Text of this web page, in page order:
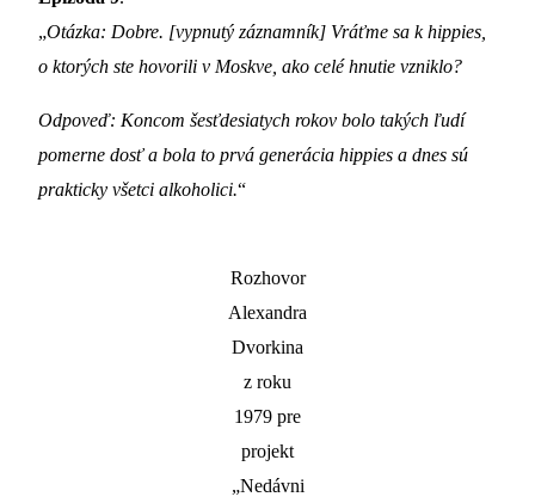
„Otázka: Dobre. [vypnutý záznamník] Vráťme sa k hippies,
o ktorých ste hovorili v Moskve, ako celé hnutie vzniklo?
Odpoveď: Koncom šesťdesiatych rokov bolo takých ľudí
pomerne dosť a bola to prvá generácia hippies a dnes sú
prakticky všetci alkoholici.“
Rozhovor
Alexandra
Dvorkina
z roku
1979 pre
projekt
„Nedávni